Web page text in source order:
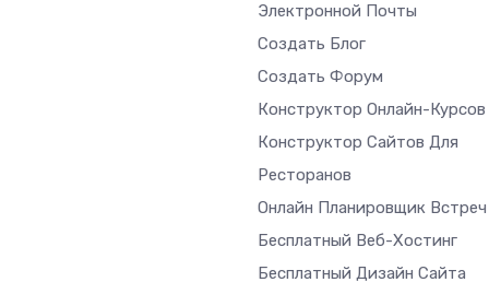
Электронной Почты
Создать Блог
Создать Форум
Конструктор Онлайн-Курсов
Конструктор Сайтов Для
Ресторанов
Онлайн Планировщик Встреч
Бесплатный Веб-Хостинг
Бесплатный Дизайн Сайта